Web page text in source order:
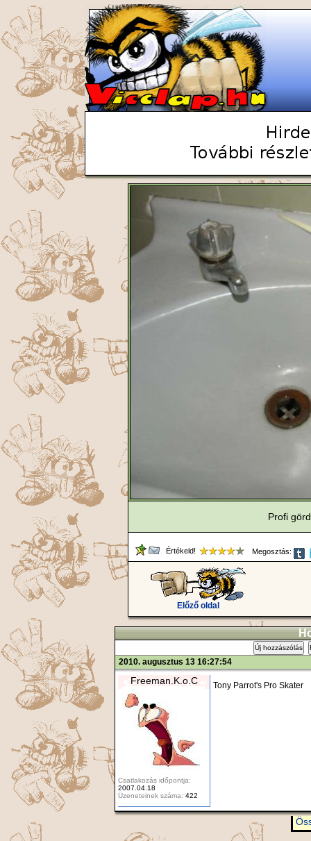
Profi
Értékeld! Megosztás:
Előző oldal
Új hozzászólás
2010. augusztus 13 16:27:54
Freeman.K.o.C
Csatlakozás időpontja:
2007.04.18
Üzeneteinek száma: 422
Tony Parrot's Pro Skater